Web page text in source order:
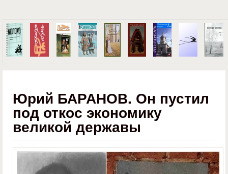
Юрий БАРАНОВ. Он пустил
под откос экономику
великой державы